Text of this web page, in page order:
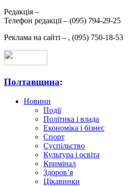
Редакція –
Телефон редакції – (095) 794-29-25
Реклама на сайті – , (095) 750-18-53
Полтавщина:
Новини
Події
Політика і влада
Економіка і бізнес
Спорт
Суспільство
Культура і освіта
Кримінал
Здоров’я
Цікавинки